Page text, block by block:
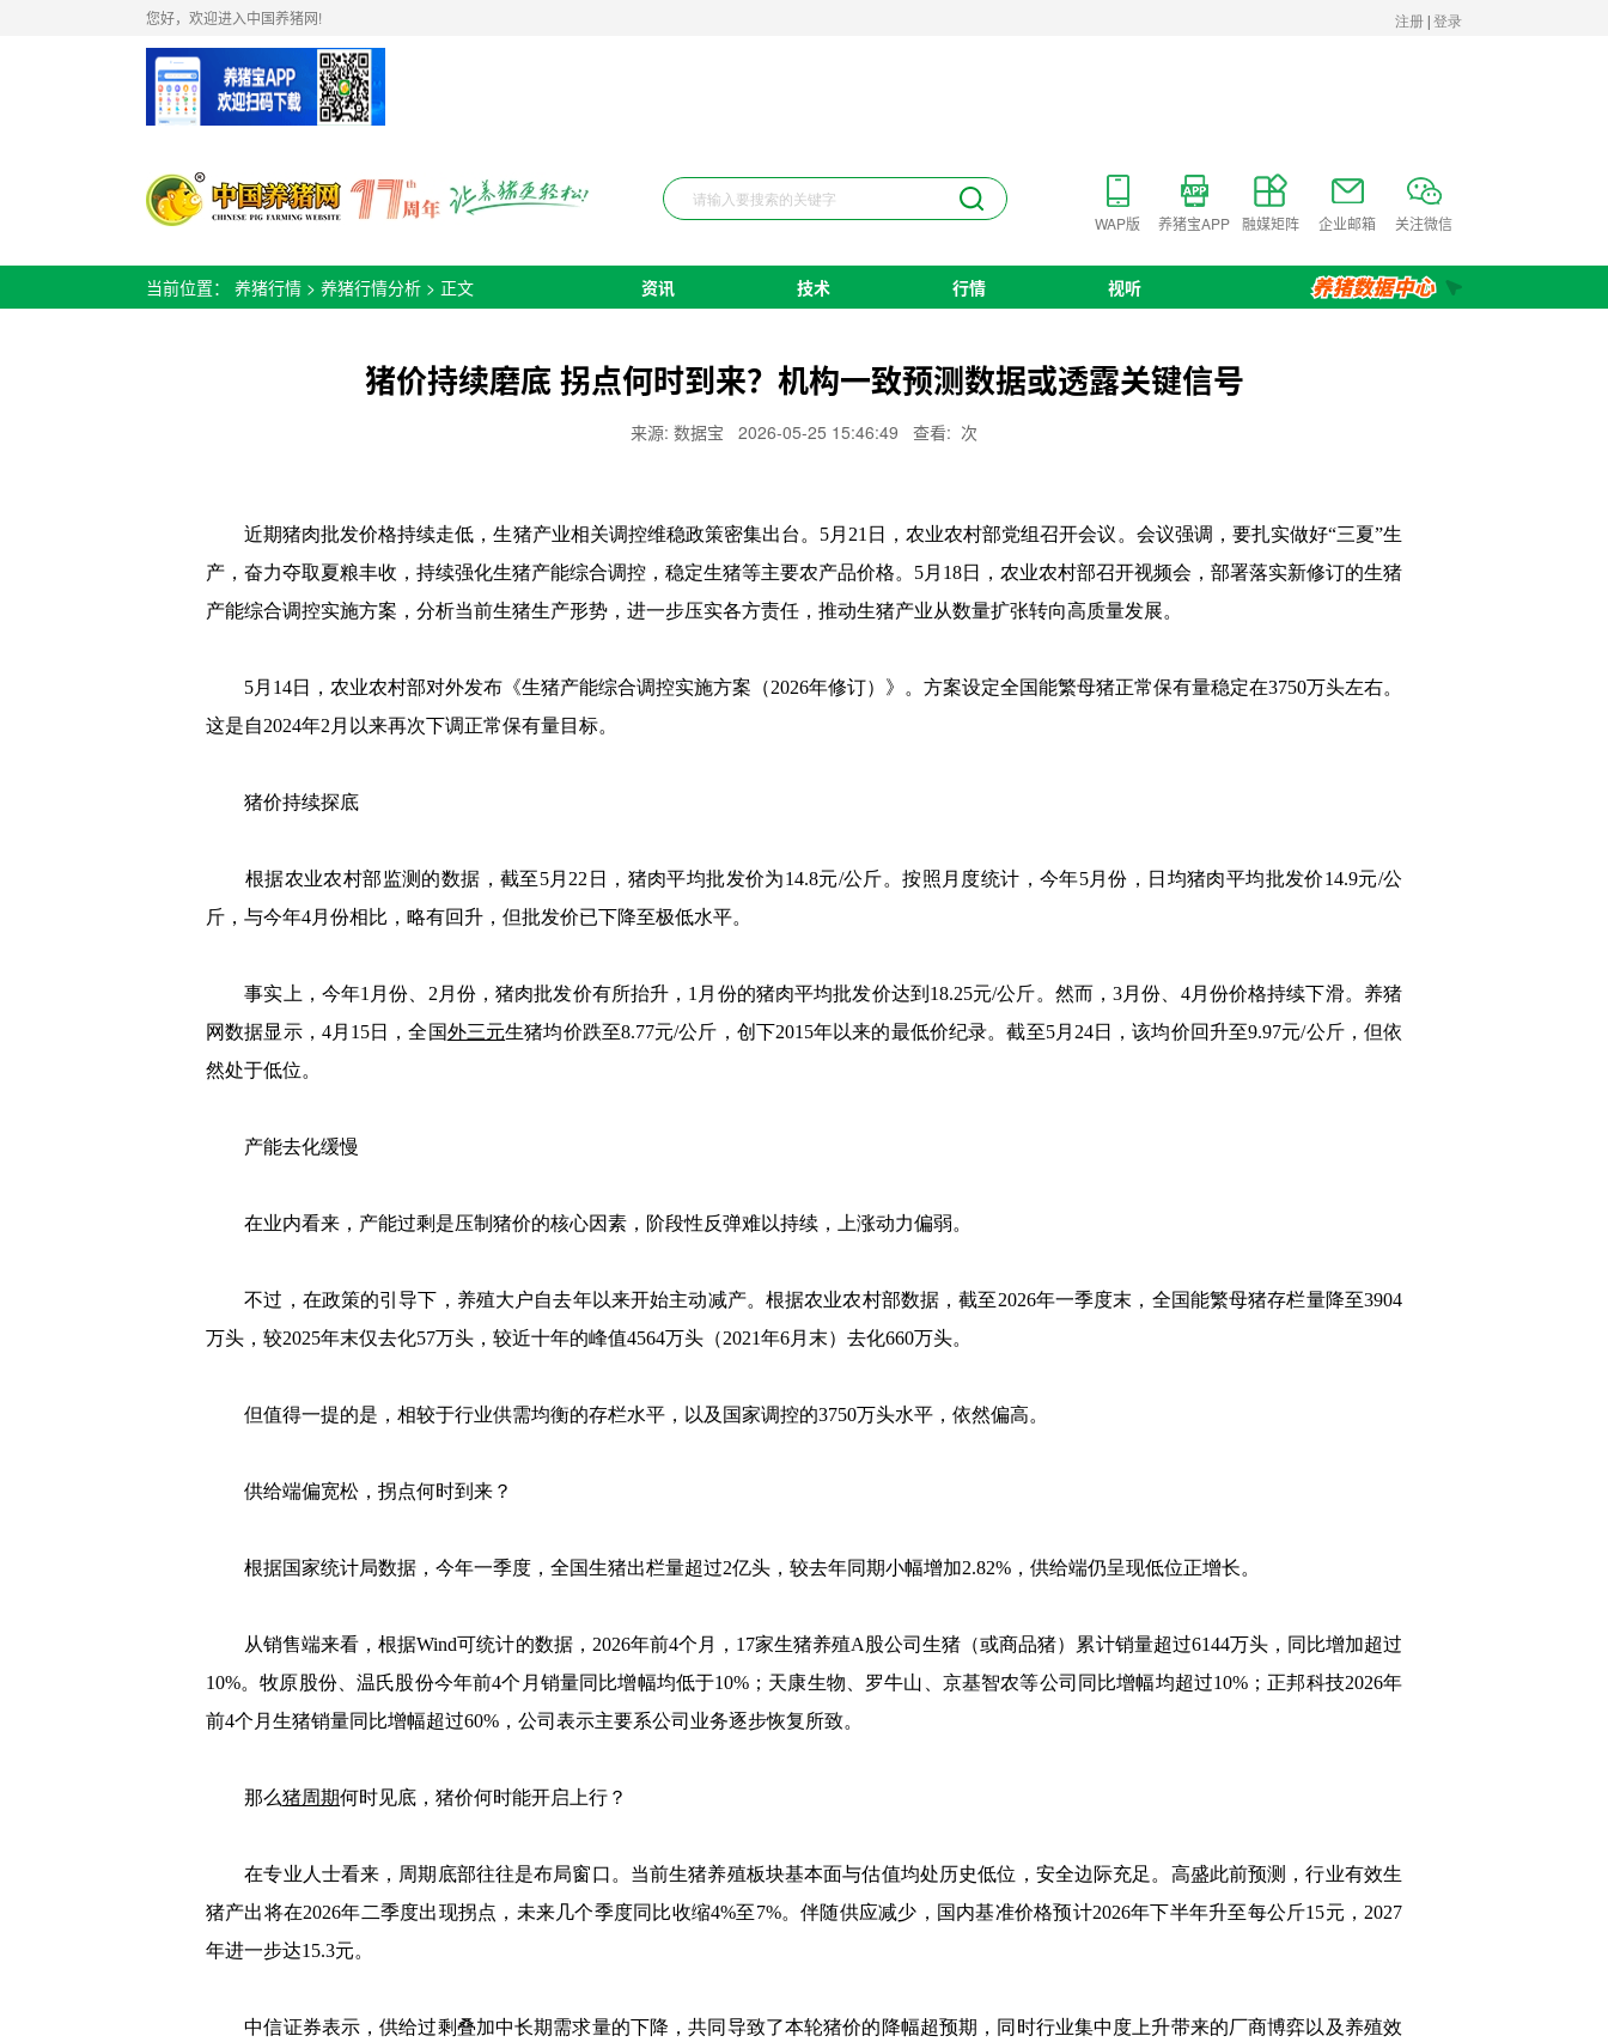
您好，欢迎进入中国养猪网!
WAP版 养猪宝APP 融媒矩阵 企业邮箱 关注微信
当前位置： 养猪行情 > 养猪行情分析 > 正文 资讯 技术 行情 视听
猪价持续磨底 拐点何时到来？机构一致预测数据或透露关键信号
来源: 数据宝 2026-05-25 15:46:49 查看: 次
近期猪肉批发价格持续走低，生猪产业相关调控维稳政策密集出台。5月21日，农业农村部党组召开会议。会议强调，要扎实做好“三夏”生
产，奋力夺取夏粮丰收，持续强化生猪产能综合调控，稳定生猪等主要农产品价格。5月18日，农业农村部召开视频会，部署落实新修订的生猪
产能综合调控实施方案，分析当前生猪生产形势，进一步压实各方责任，推动生猪产业从数量扩张转向高质量发展。
5月14日，农业农村部对外发布《生猪产能综合调控实施方案（2026年修订）》。方案设定全国能繁母猪正常保有量稳定在3750万头左右。
这是自2024年2月以来再次下调正常保有量目标。
猪价持续探底
根据农业农村部监测的数据，截至5月22日，猪肉平均批发价为14.8元/公斤。按照月度统计，今年5月份，日均猪肉平均批发价14.9元/公
斤，与今年4月份相比，略有回升，但批发价已下降至极低水平。
事实上，今年1月份、2月份，猪肉批发价有所抬升，1月份的猪肉平均批发价达到18.25元/公斤。然而，3月份、4月份价格持续下滑。养猪
网数据显示，4月15日，全国外三元生猪均价跌至8.77元/公斤，创下2015年以来的最低价纪录。截至5月24日，该均价回升至9.97元/公斤，但依
然处于低位。
产能去化缓慢
在业内看来，产能过剩是压制猪价的核心因素，阶段性反弹难以持续，上涨动力偏弱。
不过，在政策的引导下，养殖大户自去年以来开始主动减产。根据农业农村部数据，截至2026年一季度末，全国能繁母猪存栏量降至3904
万头，较2025年末仅去化57万头，较近十年的峰值4564万头（2021年6月末）去化660万头。
但值得一提的是，相较于行业供需均衡的存栏水平，以及国家调控的3750万头水平，依然偏高。
供给端偏宽松，拐点何时到来？
根据国家统计局数据，今年一季度，全国生猪出栏量超过2亿头，较去年同期小幅增加2.82%，供给端仍呈现低位正增长。
从销售端来看，根据Wind可统计的数据，2026年前4个月，17家生猪养殖A股公司生猪（或商品猪）累计销量超过6144万头，同比增加超过
10%。牧原股份、温氏股份今年前4个月销量同比增幅均低于10%；天康生物、罗牛山、京基智农等公司同比增幅均超过10%；正邦科技2026年
前4个月生猪销量同比增幅超过60%，公司表示主要系公司业务逐步恢复所致。
那么猪周期何时见底，猪价何时能开启上行？
在专业人士看来，周期底部往往是布局窗口。当前生猪养殖板块基本面与估值均处历史低位，安全边际充足。高盛此前预测，行业有效生
猪产出将在2026年二季度出现拐点，未来几个季度同比收缩4%至7%。伴随供应减少，国内基准价格预计2026年下半年升至每公斤15元，2027
年进一步达15.3元。
中信证券表示，供给过剩叠加中长期需求量的下降，共同导致了本轮猪价的降幅超预期，同时行业集中度上升带来的厂商博弈以及养殖效